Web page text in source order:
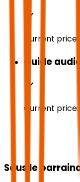
Current price:
Guide
Current price:
Sous le